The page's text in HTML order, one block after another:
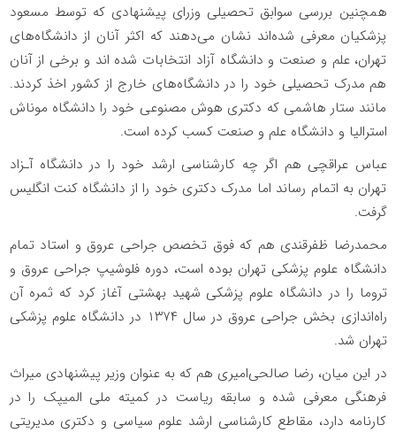
همچنین بررسی سوابق تحصیلی وزرای پیشنهادی که توسط مسعود
پزشکیان معرفی شده‌اند نشان می‌دهند که اکثر آنان از دانشگاه‌های
تهران، علم و صنعت و دانشگاه آزاد انتخابات شده اند و برخی از آنان
هم مدرک تحصیلی خود را در دانشگاه‌های خارج از کشور اخذ کردند.
مانند ستار هاشمی که دکتری هوش مصنوعی خود را دانشگاه موناش
استرالیا و دانشگاه علم و صنعت کسب کرده است.
عباس عراقچی هم اگر چه کارشناسی ارشد خود را در دانشگاه آـزاد
تهران به اتمام رساند اما مدرک دکتری خود را از دانشگاه کنت انگلیس
گرفت.
محمدرضا ظفرقندی هم که فوق تخصص جراحی عروق و استاد تمام
دانشگاه علوم پزشکی تهران بوده است، دوره فلوشیپ جراحی عروق و
تروما را در دانشگاه علوم پزشکی شهید بهشتی آغاز کرد که ثمره آن
راه‌اندازی بخش جراحی عروق در سال ۱۳۷۴ در دانشگاه علوم پزشکی
تهران شد.
در این میان، رضا صالحی‌امیری هم که به عنوان وزیر پیشنهادی میراث
فرهنگی معرفی شده و سابقه ریاست در کمیته ملی المیپک را در
کارنامه دارد، مقاطع کارشناسی ارشد علوم سیاسی و دکتری مدیریتی